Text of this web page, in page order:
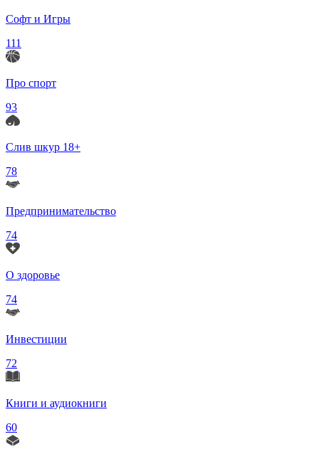
Софт и Игры
111
Про спорт
93
Слив шкур 18+
78
Предпринимательство
74
О здоровье
74
Инвестиции
72
Книги и аудиокниги
60